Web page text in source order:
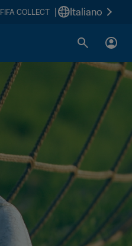
FIFA COLLECT Italiano